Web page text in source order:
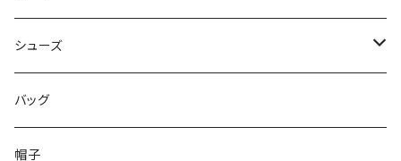
50/XL～
48/L
50/XL～
46/M
48/L
50/XL～
～44/S
46/M
48/L
シューズ
～25.5cm
26cm～
バッグ
帽子